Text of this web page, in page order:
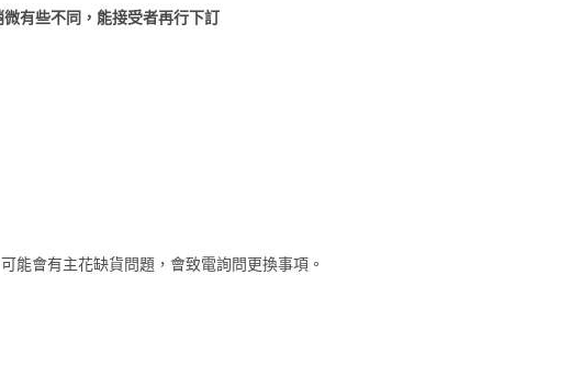
有些不同，能接受者再行下訂
能會有主花缺貨問題，會致電詢問更換事項。